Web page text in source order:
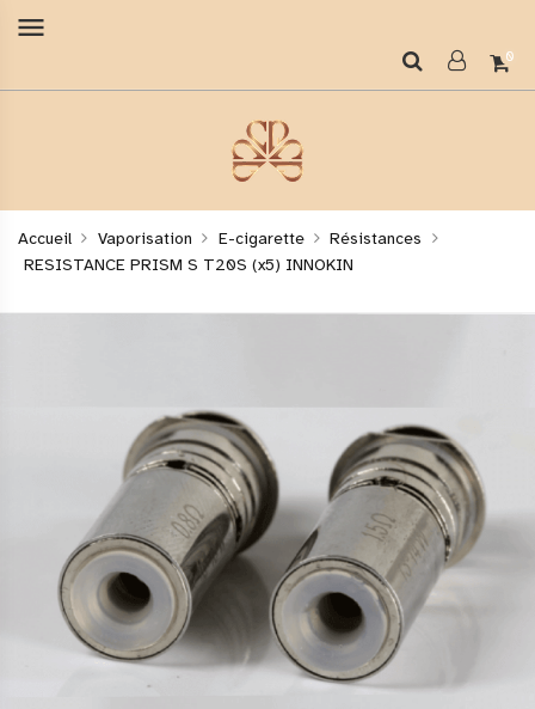
menu
0
Accueil Vaporisation E-cigarette
Résistances
RESISTANCE PRISM S T20S (x5) INNOKIN